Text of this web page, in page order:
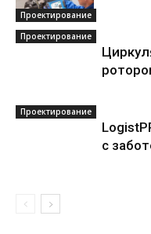
Проектирование
Проектирование
Проектирование
с